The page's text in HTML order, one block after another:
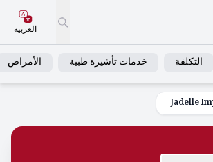
العربية
التكلفة خدمات تأشيرة طبية الأمراض
Jadelle